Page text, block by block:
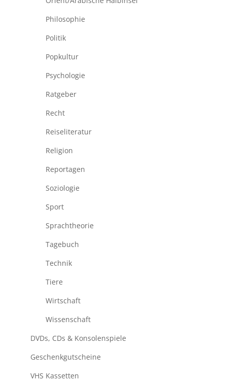
Philosophie
Politik
Popkultur
Psychologie
Ratgeber
Recht
Reiseliteratur
Religion
Reportagen
Soziologie
Sport
Sprachtheorie
Tagebuch
Technik
Tiere
Wirtschaft
Wissenschaft
DVDs, CDs & Konsolenspiele
Geschenkgutscheine
VHS Kassetten